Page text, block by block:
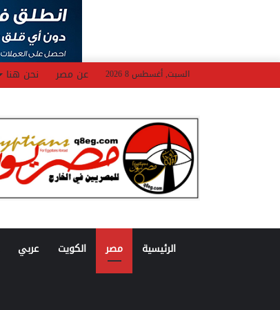
السبت, أغسطس 8 2026 عن مصر نحن هنا
الرئيسية مصر الكويت عربي